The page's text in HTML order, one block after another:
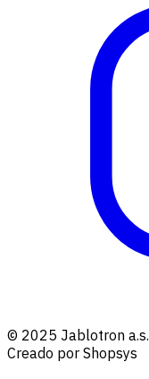
© 2025 Jablotron a.s.
Creado por Shopsys